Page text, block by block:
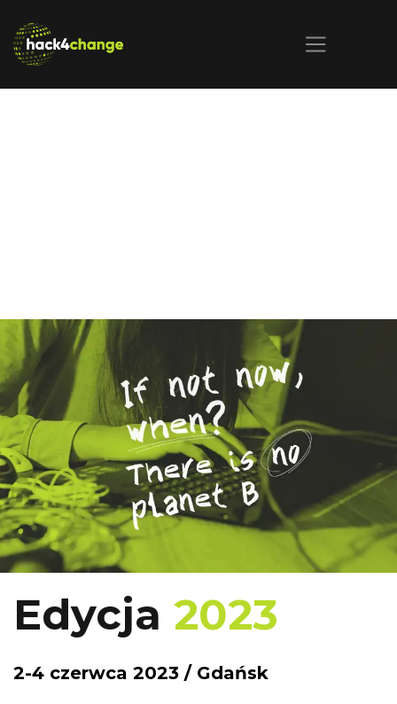
Edycja 2023
2-4 czerwca 2023 / Gdańsk